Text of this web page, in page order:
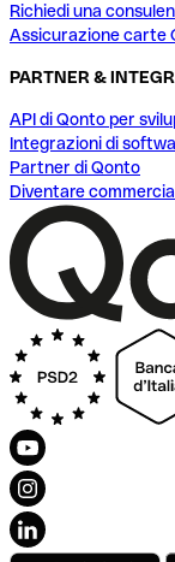
Richiedi una
Assicurazione carte
PARTNER &
API di Qonto per
Integrazioni di
Partner di Qonto
Diventare